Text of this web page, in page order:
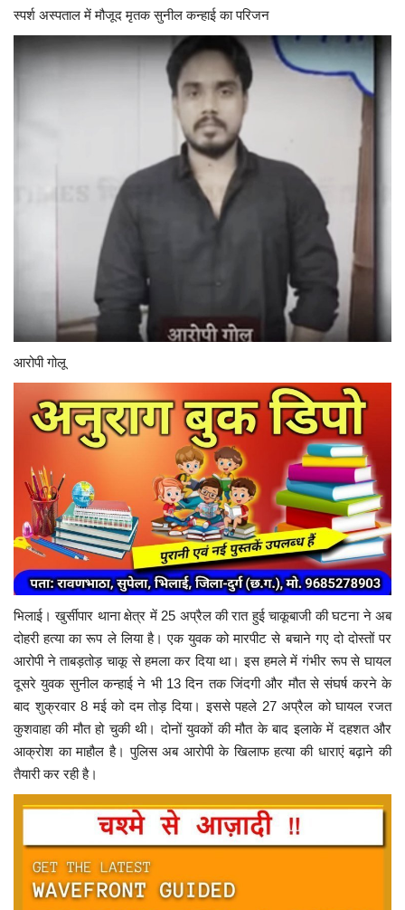
स्पर्श अस्पताल में मौजूद मृतक सुनील कन्हाई का परिजन
आरोपी गोलू
भिलाई। खुर्सीपार थाना क्षेत्र में 25 अप्रैल की रात हुई चाकूबाजी की घटना ने अब
दोहरी हत्या का रूप ले लिया है। एक युवक को मारपीट से बचाने गए दो दोस्तों पर
आरोपी ने ताबड़तोड़ चाकू से हमला कर दिया था। इस हमले में गंभीर रूप से घायल
दूसरे युवक सुनील कन्हाई ने भी 13 दिन तक जिंदगी और मौत से संघर्ष करने के
बाद शुक्रवार 8 मई को दम तोड़ दिया। इससे पहले 27 अप्रैल को घायल रजत
कुशवाहा की मौत हो चुकी थी। दोनों युवकों की मौत के बाद इलाके में दहशत और
आक्रोश का माहौल है। पुलिस अब आरोपी के खिलाफ हत्या की धाराएं बढ़ाने की
तैयारी कर रही है।